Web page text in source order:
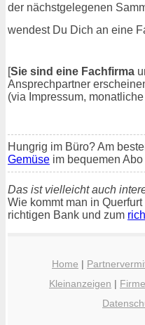
der nächstgelegenen
wendest Du Dich an eine
[Sie sind eine Fachfirma
Ansprechpartner
(via Impressum,
Hungrig im Büro? Am
Gemüse im bequemen
Das ist vielleicht auch
Wie kommt man in Querfurt
richtigen Bank und zum
Home |
Kleinanzeigen |